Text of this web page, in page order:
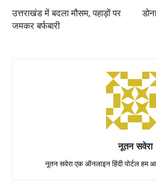
उत्तराखंड में बदला मौसम, पहाड़ों पर
जमकर बर्फबारी
नूतन सवेरा
नूतन सवेरा एक ऑनलाइन हिंदी पोर्टल हम